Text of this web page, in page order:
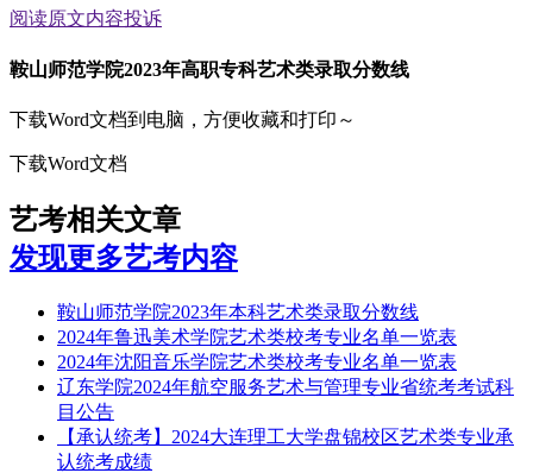
阅读原文内容投诉
鞍山师范学院2023年高职专科艺术类录取分数线
下载Word文档到电脑，方便收藏和打印～
下载Word文档
艺考相关文章
发现更多艺考内容
鞍山师范学院2023年本科艺术类录取分数线
2024年鲁迅美术学院艺术类校考专业名单一览表
2024年沈阳音乐学院艺术类校考专业名单一览表
辽东学院2024年航空服务艺术与管理专业省统考考试科
目公告
【承认统考】2024大连理工大学盘锦校区艺术类专业承
认统考成绩